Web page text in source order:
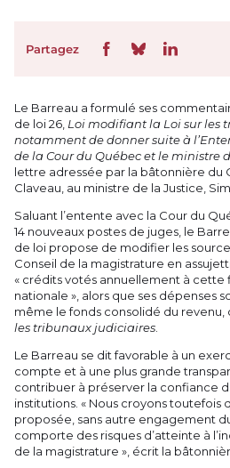
Partagez
Le Barreau a formulé ses
de loi 26, Loi modifiant la Loi sur les
notamment de donner suite à
de la Cour du Québec et le ministre
lettre adressée par la bâtonnière du
Claveau, au ministre de la Justice,
Saluant l’entente avec la Cour du
14 nouveaux postes de juges, le
de loi propose de modifier les
Conseil de la magistrature en
« crédits votés annuellement à cette
nationale », alors que ses dépenses
même le fonds consolidé du
les tribunaux judiciaires
Le Barreau se dit favorable à un
compte et à une plus grande
contribuer à préserver la confiance
institutions. « Nous croyons toutefois
proposée, sans autre engagement
comporte des risques d’atteinte à
de la magistrature », écrit la